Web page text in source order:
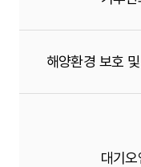
해양환경 보호
대기오